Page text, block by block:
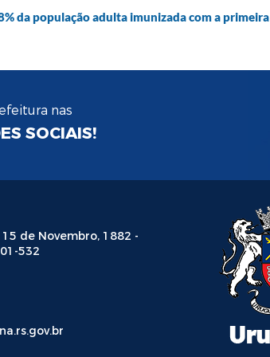
da população adulta imunizada com a primeira
nas
SOCIAIS!
de Novembro, 1882 -
532